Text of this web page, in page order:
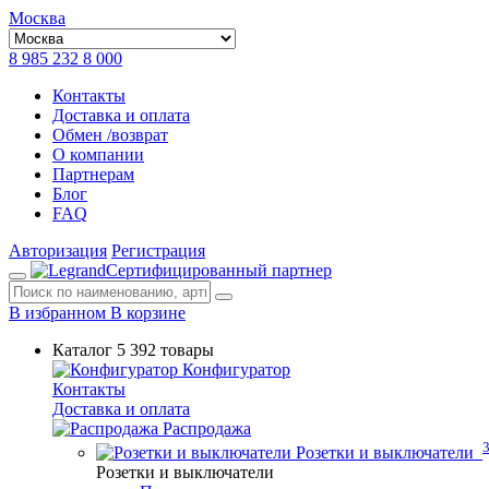
Москва
8 985 232 8 000
Контакты
Доставка и оплата
Обмен /возврат
О компании
Партнерам
Блог
FAQ
Авторизация Регистрация
Сертифицированный партнер
В избранном В корзине
Каталог 5 392 товары
Конфигуратор
Контакты
Доставка и оплата
Распродажа
Розетки и выключатели
Розетки и выключатели